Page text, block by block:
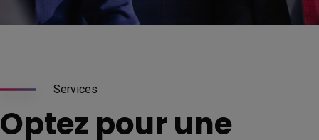
Services
Optez pour une